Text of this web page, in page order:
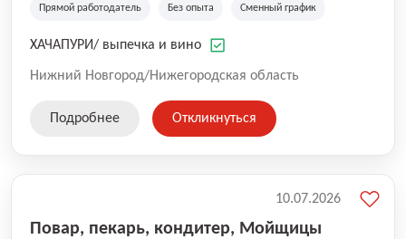
Прямой работодатель Без опыта Сменный график
ХАЧАПУРИ/ выпечка и вино
Нижний Новгород/Нижегородская область
Подробнее Откликнуться
Повар, пекарь, кондитер, Мойщицы
10.07.2026